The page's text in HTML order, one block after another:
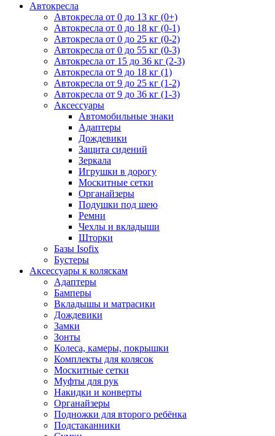
Автокресла
Автокресла от 0 до 13 кг (0+)
Автокресла от 0 до 18 кг (0-1)
Автокресла от 0 до 25 кг (0-2)
Автокресла от 0 до 55 кг (0-3)
Автокресла от 15 до 36 кг (2-3)
Автокресла от 9 до 18 кг (1)
Автокресла от 9 до 25 кг (1-2)
Автокресла от 9 до 36 кг (1-3)
Аксессуары
Автомобильные знаки
Адаптеры
Дождевики
Защита сидений
Зеркала
Игрушки в дорогу
Москитные сетки
Органайзеры
Подушки под шею
Ремни
Чехлы и вкладыши
Шторки
Базы Isofix
Бустеры
Аксессуары к коляскам
Адаптеры
Бамперы
Вкладышы и матрасики
Дождевики
Замки
Зонты
Колеса, камеры, покрышки
Комплекты для колясок
Москитные сетки
Муфты для рук
Накидки и конверты
Органайзеры
Подножки для второго ребёнка
Подстаканники